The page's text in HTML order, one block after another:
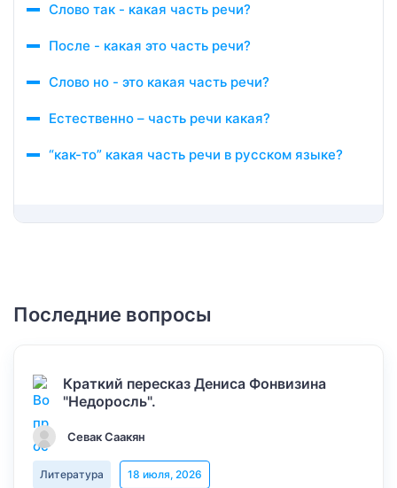
Слово так - какая часть речи?
После - какая это часть речи?
Слово но - это какая часть речи?
Естественно – часть речи какая?
“как-то” какая часть речи в русском языке?
Последние вопросы
Краткий пересказ Дениса Фонвизина
"Недоросль".
Севак Саакян
Литература 18 июля, 2026